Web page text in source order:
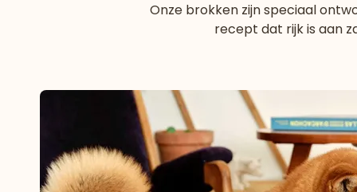
Onze brokken zijn speciaal
recept dat rijk is aan